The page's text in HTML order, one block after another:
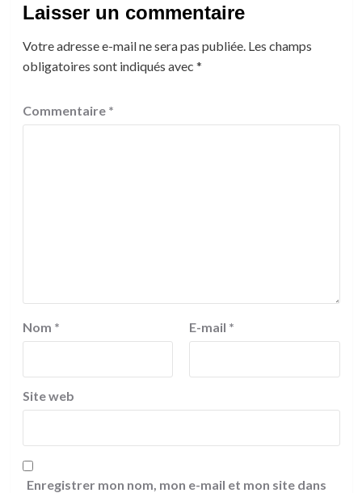
Laisser un commentaire
Votre adresse e-mail ne sera pas publiée. Les champs
obligatoires sont indiqués avec *
Commentaire *
Nom * E-mail *
Site web
Enregistrer mon nom, mon e-mail et mon site dans